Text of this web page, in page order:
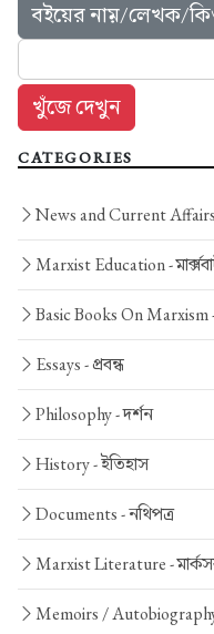
বইয়ের নাম়/লেখক/
CATEGORIES
News and Current
Marxist Education -
Basic Books On Marxism
Essays -প্রবন্ধ
Philosophy -দর্শন
History -ইতিহাস
Documents -নথিপত্র
Marxist Literature -
Memoirs /